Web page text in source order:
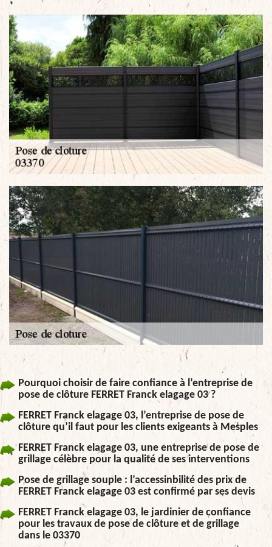
Pourquoi choisir de faire confiance à l’entreprise de
pose de clôture FERRET Franck elagage 03 ?
FERRET Franck elagage 03, l’entreprise de pose de
clôture qu’il faut pour les clients exigeants à Mesples
FERRET Franck elagage 03, une entreprise de pose de
grillage célèbre pour la qualité de ses interventions
Pose de grillage souple : l’accessinbilité des prix de
FERRET Franck elagage 03 est confirmé par ses devis
FERRET Franck elagage 03, le jardinier de confiance
pour les travaux de pose de clôture et de grillage
dans le 03370